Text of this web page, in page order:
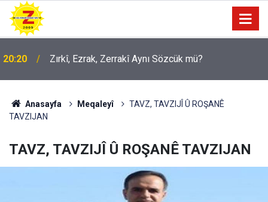
09:56 Ji Zilma Partîzanan Nimûneyeka Piçûk
Anasayfa Meqaleyî
TAVZ, TAVZIJÎ Û ROŞANÊ
TAVZIJAN
TAVZ, TAVZIJÎ Û ROŞANÊ TAVZIJAN